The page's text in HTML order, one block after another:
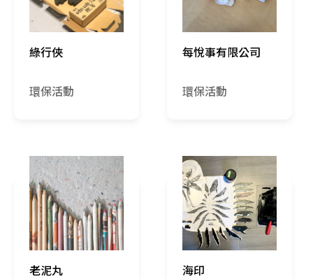
綠行俠
環保活動
每悅事有限公司
環保活動
老泥丸 海印